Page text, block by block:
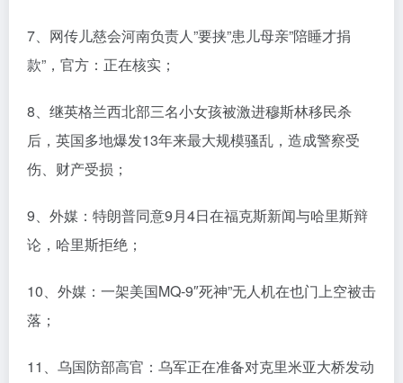
7、网传儿慈会河南负责人”要挟”患儿母亲”陪睡才捐
款”，官方：正在核实；
8、继英格兰西北部三名小女孩被激进穆斯林移民杀
后，英国多地爆发13年来最大规模骚乱，造成警察受
伤、财产受损；
9、外媒：特朗普同意9月4日在福克斯新闻与哈里斯辩
论，哈里斯拒绝；
10、外媒：一架美国MQ-9″死神”无人机在也门上空被击
落；
11、乌国防部高官：乌军正在准备对克里米亚大桥发动